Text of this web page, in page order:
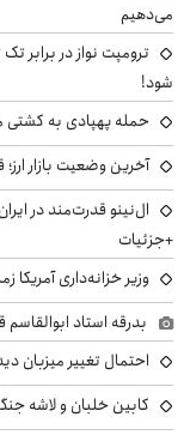
می‌دهیم
ترومپت نواز در برابر
شود!
حمله پهپادی به کشتی
آخرین وضعیت بازار ارز؛ قیمت
ال‌نینو قدرت‌مند در
+جزئیات
وزیر خزانه‌داری آمریکا
بدرقه استاد
احتمال تغییر میزبان
کابین خلبان و لاشه جنگنده اف-۱۵ آمریکایی که با